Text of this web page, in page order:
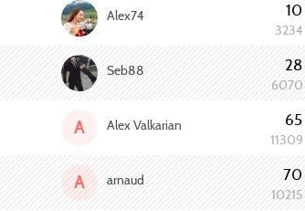
Alex74 10
3234
Seb88 28
6070
A Alex Valkarian 65
11309
A arnaud 70
10215